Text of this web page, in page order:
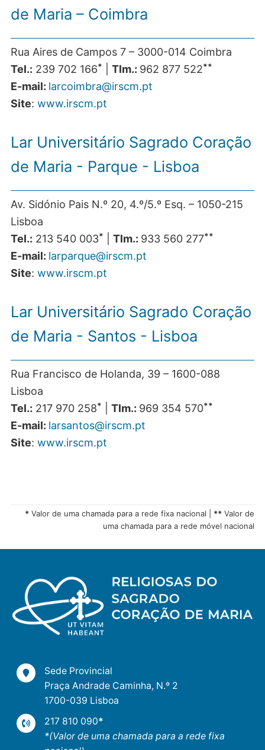
de Maria – Coimbra
Rua Aires de Campos 7 – 3000-014 Coimbra
Tel.: 239 702 166* Tlm.: 962 877 522**
E-mail: larcoimbra@irscm.pt
Site: www.irscm.pt
Lar Universitário Sagrado Coração
de Maria - Parque - Lisboa
Av. Sidónio Pais N.º 20, 4.º/5.º Esq. – 1050-215
Lisboa
Tel.: 213 540 003* Tlm.: 933 560 277**
E-mail: larparque@irscm.pt
Site: www.irscm.pt
Lar Universitário Sagrado Coração
de Maria - Santos - Lisboa
Rua Francisco de Holanda, 39 – 1600-088
Lisboa
Tel.: 217 970 258* Tlm.: 969 354 570**
E-mail: larsantos@irscm.pt
Site: www.irscm.pt
* Valor de uma chamada para a rede fixa nacional | ** Valor de
uma chamada para a rede móvel nacional
Sede Provincial
Praça Andrade Caminha, N.º 2
1700-039 Lisboa
217 810 090*
*(Valor de uma chamada para a rede fixa